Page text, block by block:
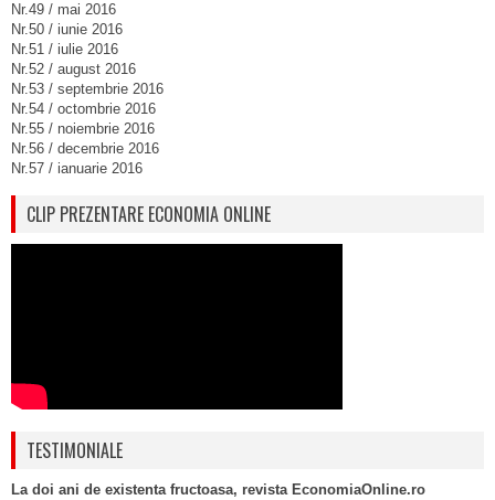
Nr.49 / mai 2016
Nr.50 / iunie 2016
Nr.51 / iulie 2016
Nr.52 / august 2016
Nr.53 / septembrie 2016
Nr.54 / octombrie 2016
Nr.55 / noiembrie 2016
Nr.56 / decembrie 2016
Nr.57 / ianuarie 2016
CLIP PREZENTARE ECONOMIA ONLINE
TESTIMONIALE
La doi ani de existenta fructoasa, revista EconomiaOnline.ro